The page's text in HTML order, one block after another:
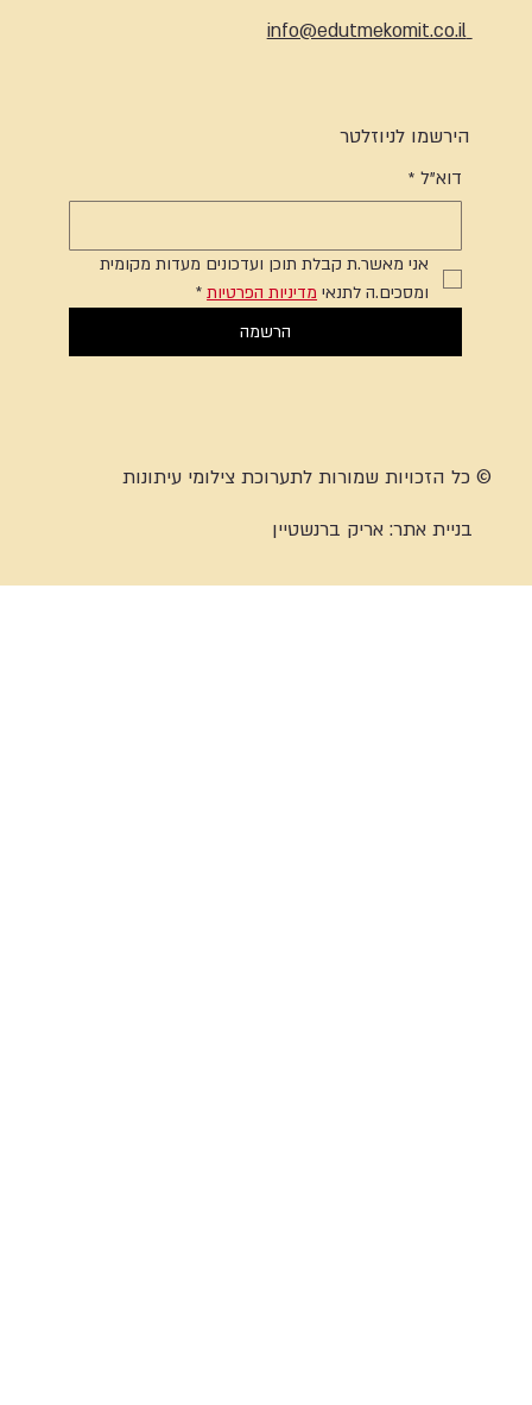
info@edutmekomit.co.il
הירשמו לניוזלטר
דוא"ל *
אני מאשר.ת קבלת תוכן ועדכונים מעדות מקומית
ומסכים.ה לתנאי מדיניות הפרטיות *
הרשמה
© כל הזכויות שמורות לתערוכת צילומי עיתונות
בניית אתר:אריק ברנשטיין